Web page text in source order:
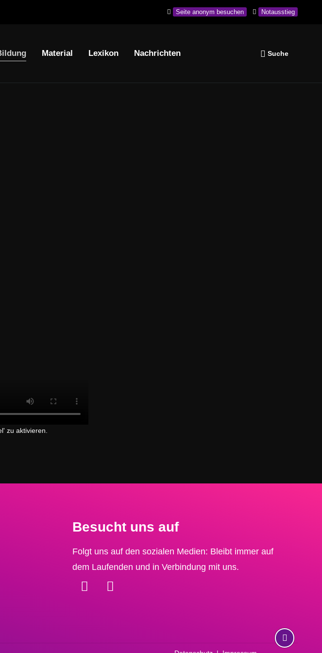
Seite anonym besuchen Notausstieg
Material Lexikon Nachrichten Suche
zu aktivieren.
Besucht uns auf
Folgt uns auf den sozialen Medien: Bleibt immer auf
dem Laufenden und in Verbindung mit uns.